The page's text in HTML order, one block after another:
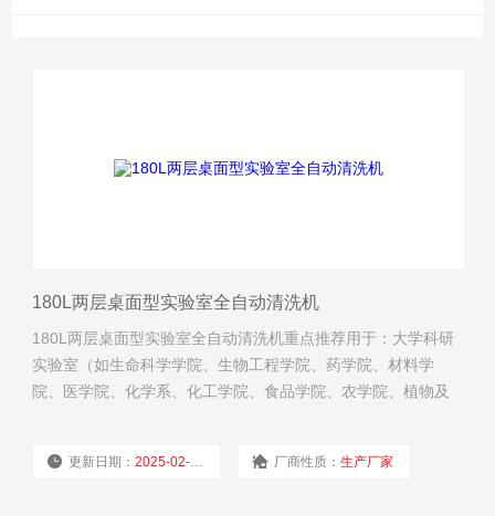
180L两层桌面型实验室全自动清洗机
180L两层桌面型实验室全自动清洗机重点推荐用于：大学科研
实验室（如生命科学学院、生物工程学院、药学院、材料学
院、医学院、化学系、化工学院、食品学院、农学院、植物及
更新日期：2025-02-11 厂商性质：生产厂家